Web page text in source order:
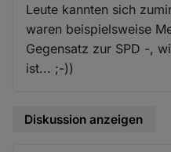
Leute kannten sich
waren beispielsweise
Gegensatz zur SPD -,
ist... ;-))
Diskussion anzeigen